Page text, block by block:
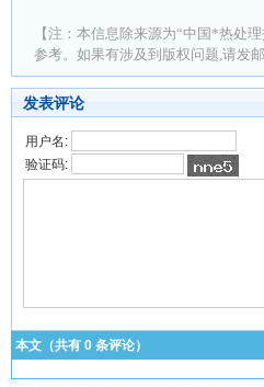
【注：本信息除来源为“中国*热处
参考。如果有涉及到版权问题,请发
发表评论
用户名:
验证码:
本文（共有 0 条评论）